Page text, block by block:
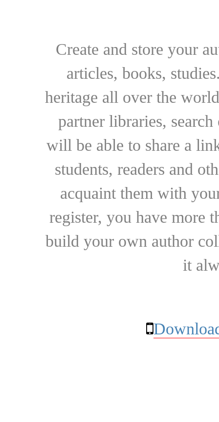
Create and store your
articles, books,
heritage all over the
partner libraries,
will be able to share a
students, readers and
acquaint them with
register, you have more
build your own author
it